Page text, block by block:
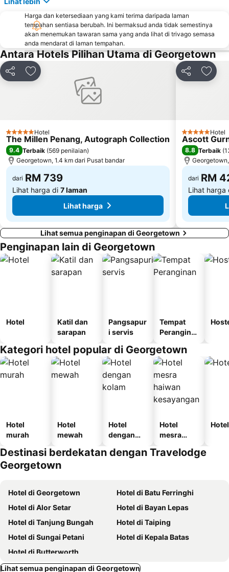
Harga dan ketersediaan yang kami terima daripada laman
tempahan sentiasa berubah. Ini bermaksud anda tidak semestinya
akan menemukan tawaran sama yang anda lihat di trivago semasa
anda mendarat di laman tempahan.
Antara Hotels Pilihan Utama di Georgetown
Kongsi Tambah ke favorit
5 BintangHotel
The Millen Penang, Autograph Collection
9.4 Terbaik (569 penilaian)
Georgetown, 1.4 km dari Pusat bandar
dari RM 739
Lihat harga di 7 laman
Lihat harga
Kongsi
5 BintangHotel
Ascott
8.8 Terbaik (
dari RM
Lihat
Lihat semua penginapan di Georgetown
Penginapan lain di Georgetown
Hotel
Katil dan
sarapan
Pangsapur
i servis
Tempat
Perangina
Kategori hotel popular di Georgetown
Hotel
murah
Hotel
mewah
Hotel
dengan
Hotel
mesra
kesayanga
Destinasi berdekatan dengan Travelodge
Georgetown
Hotel di Georgetown
Hotel di Batu Ferringhi
Hotel di Alor Setar
Hotel di Bayan Lepas
Hotel di Tanjung Bungah
Hotel di Taiping
Hotel di Sungai Petani
Hotel di Kepala Batas
Hotel di Butterworth
Lihat semua penginapan di Georgetown